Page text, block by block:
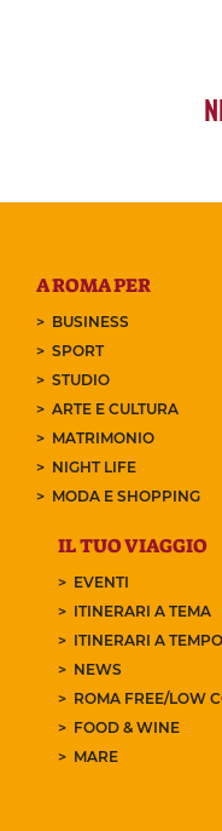
A ROMA PER
BUSINESS
SPORT
STUDIO
ARTE E CULTURA
MATRIMONIO
NIGHT LIFE
MODA E SHOPPING
IL TUO VIAGGIO
EVENTI
ITINERARI A TEMA
ITINERARI A TEMPO
NEWS
ROMA FREE/LOW
FOOD & WINE
MARE